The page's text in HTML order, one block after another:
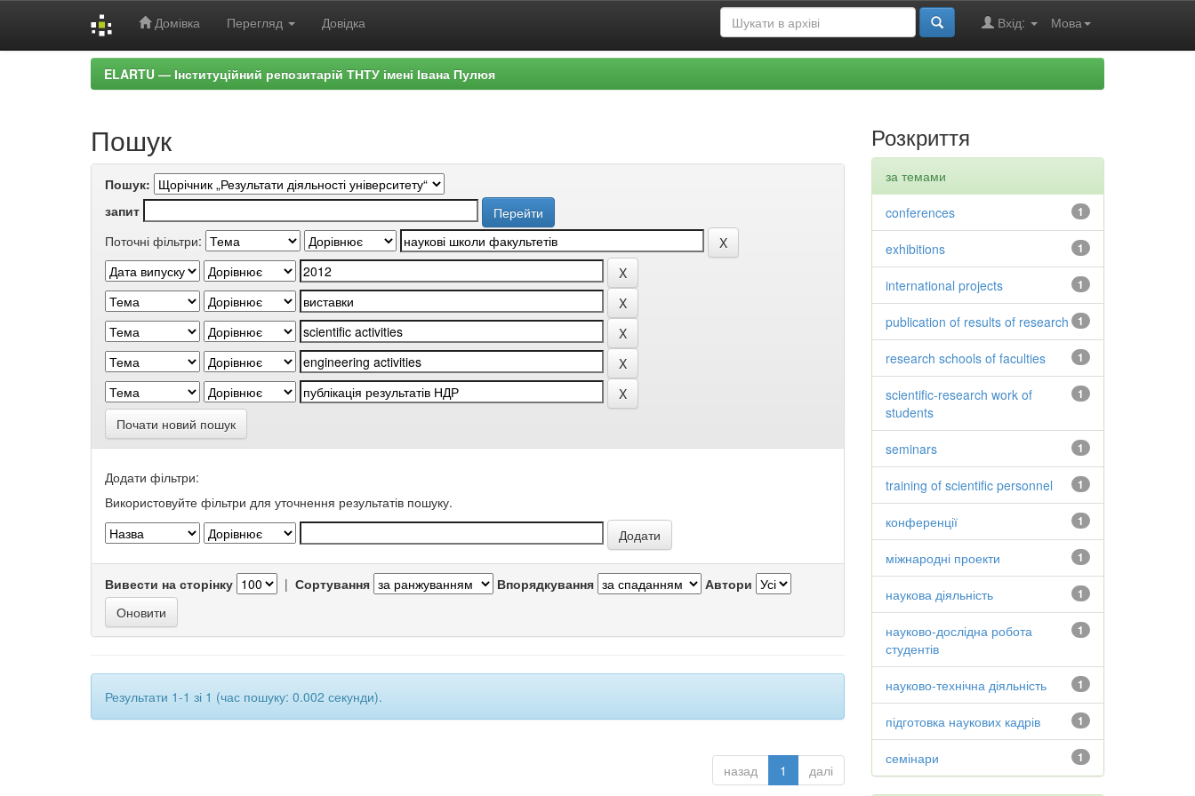
Домівка Перегляд Довідка Мова
Вхід:
ELARTU — Інституційний репозитарій ТНТУ імені Івана Пулюя
Пошук
Пошук:
запит
Поточні фільтри:
Почати новий пошук
Додати фільтри:
Використовуйте фільтри для уточнення результатів пошуку.
Вивести на сторінку | Сортування Впорядкування Автори
Результати 1-1 зі 1 (час пошуку: 0.002 секунди).
назад 1 далі
Розкриття
за темами
1
conferences
1
exhibitions
1
international projects
1
publication of results of research
1
research schools of faculties
1
scientific-research work of
students
1
seminars
1
training of scientific personnel
1
конференції
1
міжнародні проекти
1
наукова діяльність
1
науково-дослідна робота
студентів
1
науково-технічна діяльність
1
підготовка наукових кадрів
1
семінари